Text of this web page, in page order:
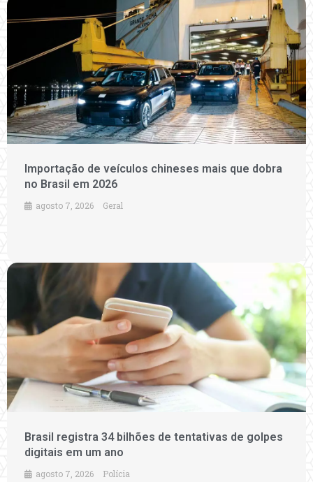
Importação de veículos chineses mais que dobra
no Brasil em 2026
agosto 7, 2026 Geral
Brasil registra 34 bilhões de tentativas de golpes
digitais em um ano
agosto 7, 2026 Polícia